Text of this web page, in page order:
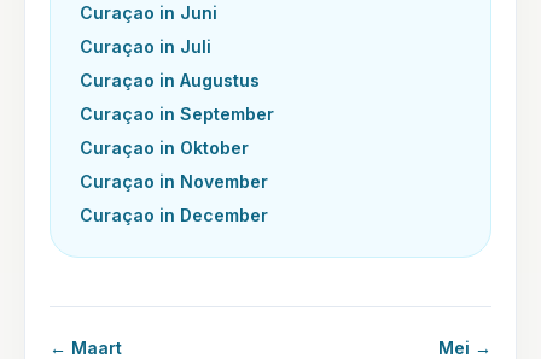
Curaçao in Juni
Curaçao in Juli
Curaçao in Augustus
Curaçao in September
Curaçao in Oktober
Curaçao in November
Curaçao in December
← Maart Mei →